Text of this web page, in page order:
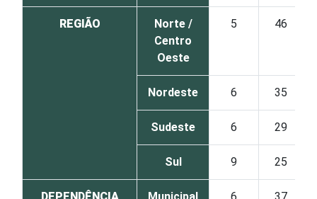
REGIÃO
Norte /
Centro
Oeste
5 46
Nordeste 6 35
Sudeste 6 29
Sul 9 25